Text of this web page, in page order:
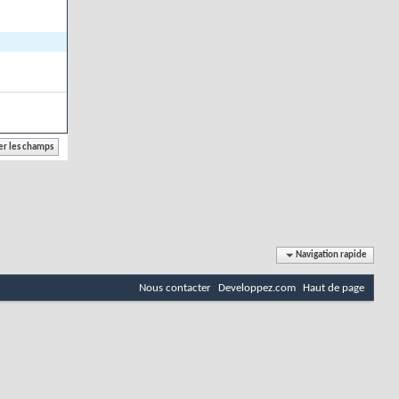
Navigation rapide
Nous contacter Developpez.com Haut de page